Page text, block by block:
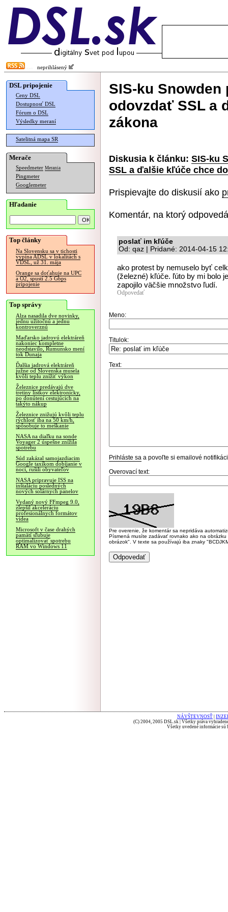
neprihlásený
DSL pripojenie
Ceny DSL
Dostupnosť DSL
Fórum o DSL
Výsledky meraní
Satelitná mapa SR
Merače
Speedmeter Merania
Pingmeter
Googlemeter
Hľadanie
Top články
Na Slovensku sa v tichosti
vypína ADSL v lokalitách s
VDSL, už 31. mája
Orange sa doťahuje na UPC
a O2, spustí 2.5 Gbps
pripojenie
Top správy
Alza nasadila dve novinky,
jednu užitočnú a jednu
kontroverznú
Maďarsko jadrovú elektráreň
nakoniec kompletne
neodstavilo, Rumunsko mení
tok Dunaja
Ďalšia jadrová elektráreň
južne od Slovenska musela
kvôli teplu znížiť výkon
Železnice predávajú dve
tretiny lístkov elektronicky,
po donútení cestujúcich na
takýto nákup
Železnice znižujú kvôli teplu
rýchlosť iba na 50 km/h,
spôsobuje to meškanie
NASA na diaľku na sonde
Voyager 2 úspešne znížila
spotrebu
Súd zakázal samojazdiacim
Google taxíkom dobíjanie v
noci, rušili obyvateľov
NASA pripravuje ISS na
inštaláciu posledných
nových solárnych panelov
Vydaný nový FFmpeg 9.0,
zlepšil akceleráciu
profesionálnych formátov
videa
Microsoft v čase drahých
pamätí sľubuje
optimalizovať spotrebu
RAM vo Windows 11
SIS-ku
odovzdať SSL a
zákona
Diskusia k článku: SIS-ku
SSL a ďalšie kľúče chce
Prispievajte do diskusií ako
Komentár, na ktorý
poslať im kľúče
Od: qaz | Pridané: 2014-04-15
ako protest by nemuselo byť
(železné) kľúče. ľúto by mi bolo
zapojilo väčšie množstvo ľudí.
Odpovedať
Meno:
Titulok:
Text:
Prihláste sa a povoľte si emailové
Overovací text:
Pre overenie, že komentár sa nepridáva
Písmená musíte zadávať rovnako ako na
obrázok". V texte sa používajú iba znaky
NÁVŠTEVNOSŤ
(C) 2004, 2005 DSL.sk | Všetky práva
Všetky uvedené informácie sú